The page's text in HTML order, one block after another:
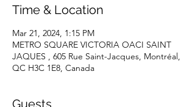
Time & Location
Mar 21, 2024, 1:15 PM
METRO SQUARE VICTORIA OACI SAINT
JAQUES , 605 Rue Saint-Jacques, Montréal,
QC H3C 1E8, Canada
Guests